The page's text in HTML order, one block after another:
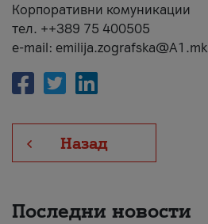
Корпоративни комуникации
тел. ++389 75 400505
e-mail: emilija.zografska@A1.mk
Назад
Последни новости